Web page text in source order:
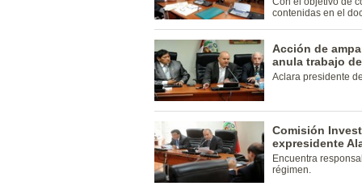
contenidas en el
Acción de
anula trabajo
Aclara presidente
Comisión
expresidente
Encuentra
régimen.